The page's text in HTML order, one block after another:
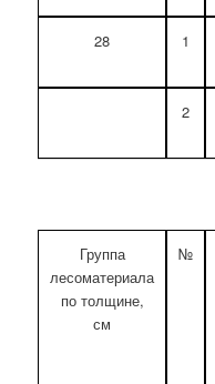
28 1
2
Группа
лесоматериала
по толщине,
см
№